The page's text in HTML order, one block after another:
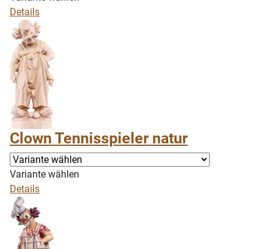
Details
Clown Tennisspieler natur
Variante wählen
Details